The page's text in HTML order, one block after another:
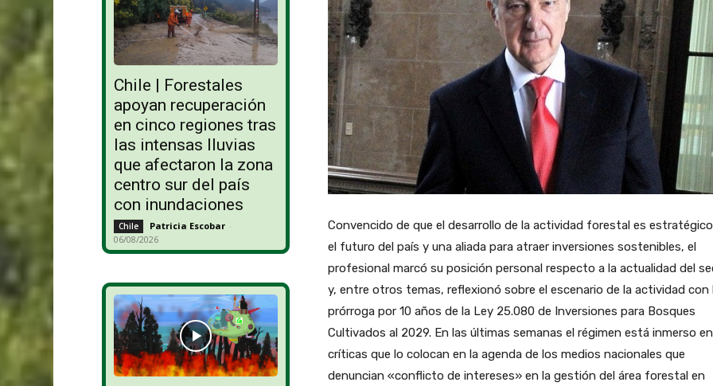
Chile | Forestales
apoyan recuperación
en cinco regiones tras
las intensas lluvias
que afectaron la zona
centro sur del país
con inundaciones
Chile Patricia Escobar -
06/08/2026
Convencido de que el desarrollo de la actividad forestal es
el futuro del país y una aliada para atraer inversiones sostenibles, el
profesional marcó su posición personal respecto a la actualidad del
y, entre otros temas, reflexionó sobre el escenario de la actividad con
prórroga por 10 años de la Ley 25.080 de Inversiones para Bosques
Cultivados al 2029. En las últimas semanas el régimen está inmerso en
críticas que lo colocan en la agenda de los medios nacionales que
denuncian «conflicto de intereses» en la gestión del área forestal en